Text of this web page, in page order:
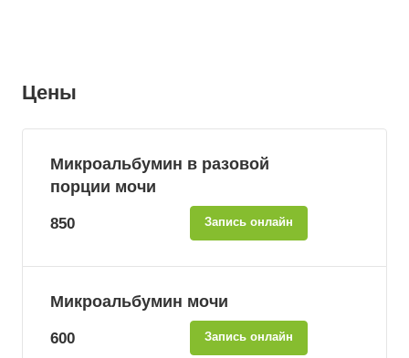
Цены
Микроальбумин в разовой
порции мочи
850 Запись онлайн
Микроальбумин мочи
600 Запись онлайн